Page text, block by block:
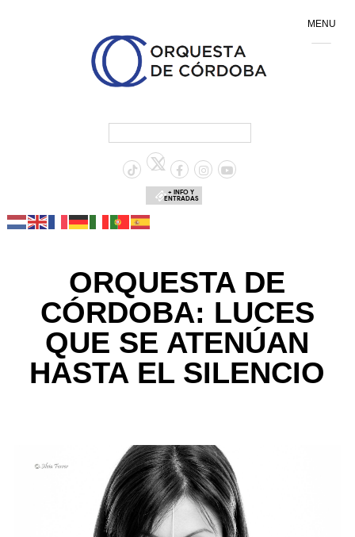
+ INFO Y
ENTRADAS
ORQUESTA DE
CÓRDOBA: LUCES
QUE SE ATENÚAN
HASTA EL SILENCIO
MENU